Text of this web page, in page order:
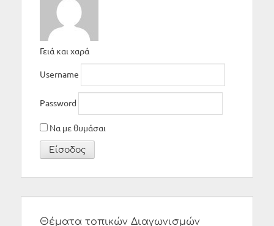
Γειά και χαρά
Username
Password
Να με θυμάσαι
Θέματα τοπικών Διαγωνισμών